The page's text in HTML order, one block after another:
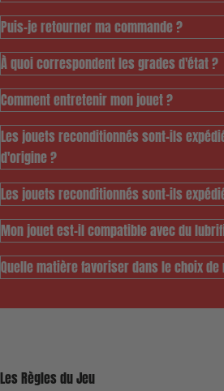
Ce modèle est pensé
pour vous permettre
d'accéder au meilleur
Puis-je retourner ma commande ?
À quoi correspondent les grades d'état ?
Comment entretenir mon jouet ?
Les jouets reconditionnés sont-ils
d'origine ?
Les jouets reconditionnés sont-ils
Mon jouet est-il compatible avec du
Quelle matière favoriser dans le choix de
Les Règles du Jeu